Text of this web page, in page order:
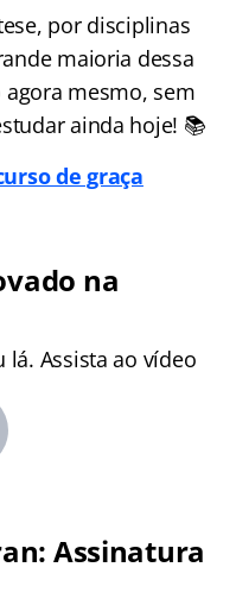
por disciplinas
maioria dessa
agora mesmo, sem
ainda hoje! 📚
de graça
na
Assista ao vídeo
Assinatura